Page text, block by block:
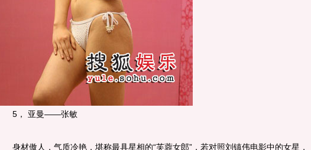
5， 亚曼——张敏
身材傲人，气质冷艳，堪称最具星相的“芙蓉女郎”，若对照刘镇伟电影中的女星，